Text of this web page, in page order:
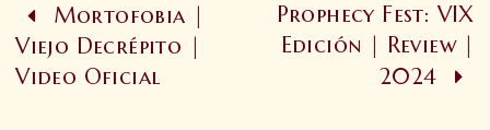
Mortofobia |
Viejo Decrépito |
Video Oficial
Prophecy Fest: VIX
Edición | Review |
2024